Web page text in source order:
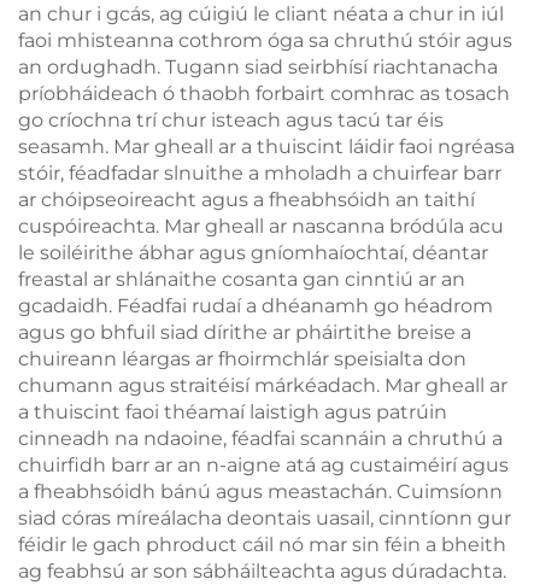
an chur i gcás, ag cúigiú le cliant néata a chur in iúl
faoi mhisteanna cothrom óga sa chruthú stóir agus
an ordughadh. Tugann siad seirbhísí riachtanacha
príobháideach ó thaobh forbairt comhrac as tosach
go críochna trí chur isteach agus tacú tar éis
seasamh. Mar gheall ar a thuiscint láidir faoi ngréasa
stóir, féadfadar slnuithe a mholadh a chuirfear barr
ar chóipseoireacht agus a fheabhsóidh an taithí
cuspóireachta. Mar gheall ar nascanna bródúla acu
le soiléirithe ábhar agus gníomhaíochtaí, déantar
freastal ar shlánaithe cosanta gan cinntiú ar an
gcadaidh. Féadfai rudaí a dhéanamh go héadrom
agus go bhfuil siad dírithe ar pháirtithe breise a
chuireann léargas ar fhoirmchlár speisialta don
chumann agus straitéisí márkéadach. Mar gheall ar
a thuiscint faoi théamaí laistigh agus patrúin
cinneadh na ndaoine, féadfai scannáin a chruthú a
chuirfidh barr ar an n-aigne atá ag custaiméirí agus
a fheabhsóidh bánú agus meastachán. Cuimsíonn
siad córas míreálacha deontais uasail, cinntíonn gur
féidir le gach phroduct cáil nó mar sin féin a bheith
ag feabhsú ar son sábháilteachta agus dúradachta.